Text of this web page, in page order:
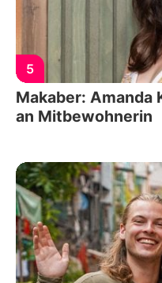
5
Makaber: Amanda
an Mitbewohnerin